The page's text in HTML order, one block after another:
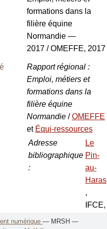
formations dans la
filière équine
Normandie —
2017 / OMEFFE, 2017
Rapport régional :
Emploi, métiers et
formations dans la
filière équine
Normandie /OMEFFE
et Équi-ressources
Adresse
bibliographique
:
Le
Pin-
au-
Haras
,
IFCE,
numérique — MRSH —